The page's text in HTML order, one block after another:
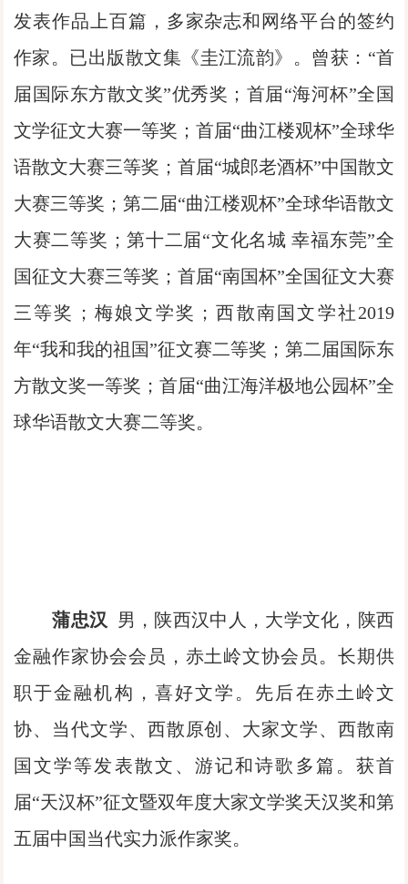
发表作品上百篇，多家杂志和网络平台的签约
作家。已出版散文集《圭江流韵》。曾获：“首
届国际东方散文奖”优秀奖；首届“海河杯”全国
文学征文大赛一等奖；首届“曲江楼观杯”全球华
语散文大赛三等奖；首届“城郎老酒杯”中国散文
大赛三等奖；第二届“曲江楼观杯”全球华语散文
大赛二等奖；第十二届“文化名城 幸福东莞”全
国征文大赛三等奖；首届“南国杯”全国征文大赛
三等奖；梅娘文学奖；西散南国文学社2019
年“我和我的祖国”征文赛二等奖；第二届国际东
方散文奖一等奖；首届“曲江海洋极地公园杯”全
球华语散文大赛二等奖。
蒲忠汉
男，陕西汉中人，大学文化，陕西
金融作家协会会员，赤土岭文协会员。长期供
职于金融机构，喜好文学。先后在赤土岭文
协、当代文学、西散原创、大家文学、西散南
国文学等发表散文、游记和诗歌多篇。获首
届“天汉杯”征文暨双年度大家文学奖天汉奖和第
五届中国当代实力派作家奖。